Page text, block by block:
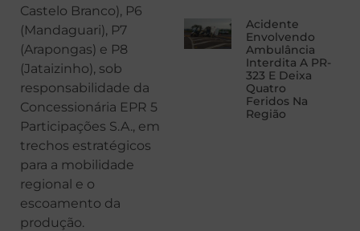
Castelo Branco), P6
(Mandaguari), P7
(Arapongas) e P8
(Jataizinho), sob
responsabilidade da
Concessionária EPR 5
Participações S.A., em
trechos estratégicos
para a mobilidade
regional e o
escoamento da
produção.
Acidente
Envolvendo
Ambulância
Interdita A PR-
323 E Deixa
Quatro
Feridos Na
Região